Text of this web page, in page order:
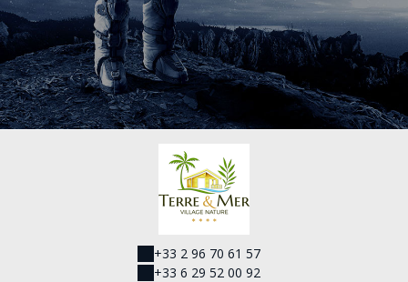
+33 2 96 70 61 57
+33 6 29 52 00 92